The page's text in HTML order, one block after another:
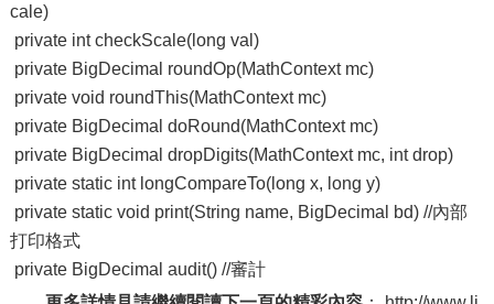
cale)
private int checkScale(long val)
private BigDecimal roundOp(MathContext mc)
private void roundThis(MathContext mc)
private BigDecimal doRound(MathContext mc)
private BigDecimal dropDigits(MathContext mc, int drop)
private static int longCompareTo(long x, long y)
private static void print(String name, BigDecimal bd) //內部
打印格式
private BigDecimal audit() //審計